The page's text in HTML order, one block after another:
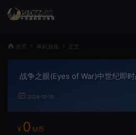
首页 单机游戏 正文
战争之眼(Eyes of War)中世纪即
2024-10-19
¥ 0 M币